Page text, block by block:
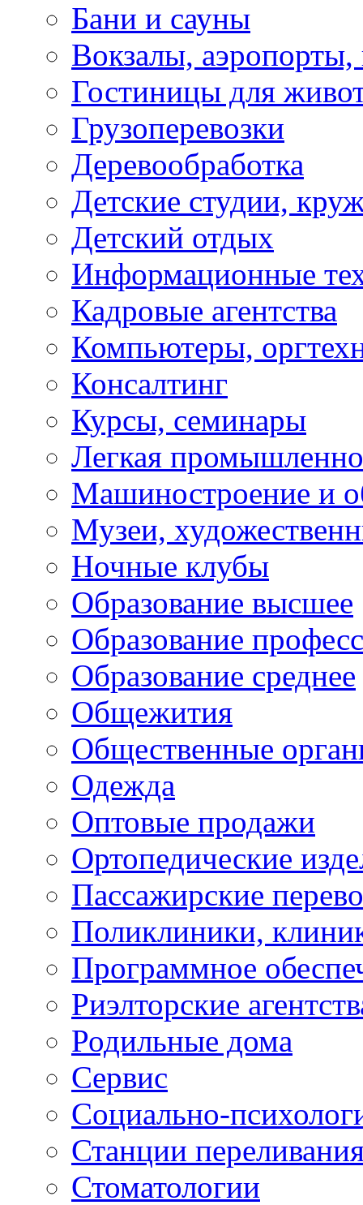
Бани и сауны
Вокзалы,
Гостиницы для
Грузоперевозки
Деревообработка
Детские студии,
Детский отдых
Информационные
Кадровые агентства
Компьютеры,
Консалтинг
Курсы, семинары
Легкая
Машиностроение и
Музеи,
Ночные клубы
Образование высшее
Образование
Образование среднее
Общежития
Общественные
Одежда
Оптовые продажи
Ортопедические
Пассажирские
Поликлиники,
Программное
Риэлторские
Родильные дома
Сервис
Социально-
Станции
Стоматологии